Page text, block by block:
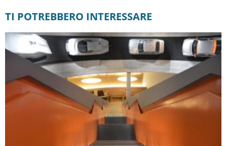
TI POTREBBERO INTERESSARE